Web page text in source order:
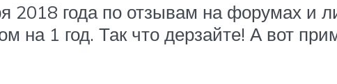
2018 года по отзывам на форумах и
на 1 год. Так что дерзайте! А вот